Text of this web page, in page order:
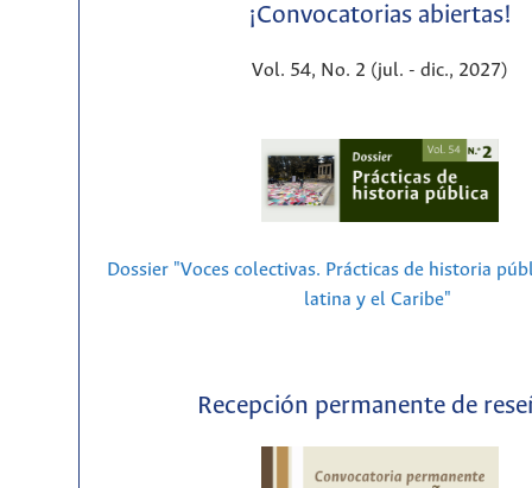
¡Convocatorias abiertas!
Vol. 54, No. 2 (jul. - dic., 2027)
Dossier "Voces colectivas. Prácticas de historia
latina y el Caribe"
Recepción permanente de